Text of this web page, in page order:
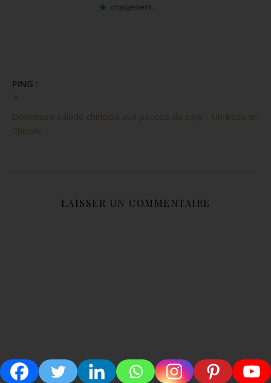
chargement…
PING :
Délicieuse salade chinoise aux pouces de soja - Un Boss en
Chinois
LAISSER UN COMMENTAIRE